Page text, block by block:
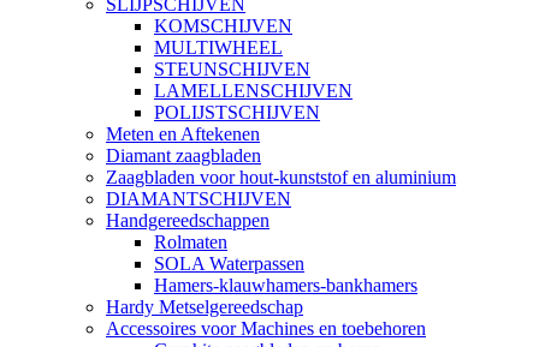
SLIJPSCHIJVEN
KOMSCHIJVEN
MULTIWHEEL
STEUNSCHIJVEN
LAMELLENSCHIJVEN
POLIJSTSCHIJVEN
Meten en Aftekenen
Diamant zaagbladen
Zaagbladen voor hout-kunststof en aluminium
DIAMANTSCHIJVEN
Handgereedschappen
Rolmaten
SOLA Waterpassen
Hamers-klauwhamers-bankhamers
Hardy Metselgereedschap
Accessoires voor Machines en toebehoren